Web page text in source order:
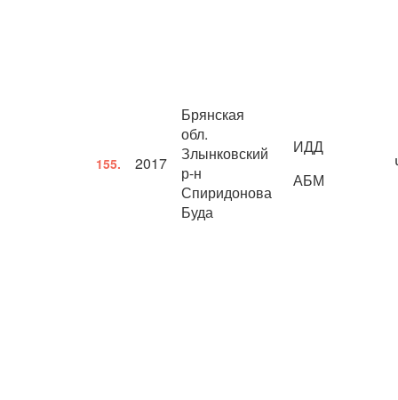
155. 2017
Брянская
обл.
Злынковский
р-н
Спиридонова
Буда
ИДД
АБМ